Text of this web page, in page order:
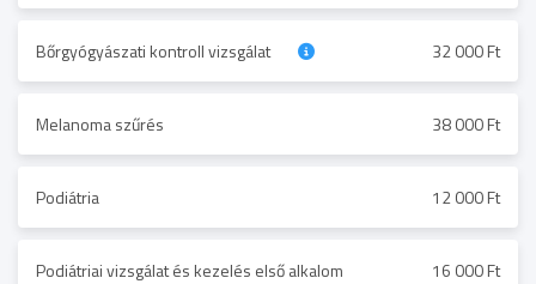
Bőrgyógyászati kontroll vizsgálat 32 000 Ft
Melanoma szűrés 38 000 Ft
Podiátria 12 000 Ft
Podiátriai vizsgálat és kezelés első alkalom 16 000 Ft